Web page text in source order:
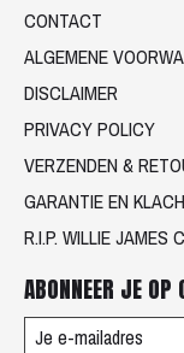
CONTACT
ALGEMENE
DISCLAIMER
PRIVACY POLICY
VERZENDEN &
GARANTIE EN
R.I.P. WILLIE JAMES
ABONNEER JE OP